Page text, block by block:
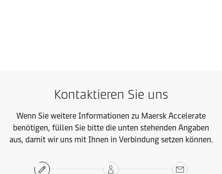
Kontaktieren Sie uns
Wenn Sie weitere Informationen zu Maersk Accelerate
benötigen, füllen Sie bitte die unten stehenden Angaben
aus, damit wir uns mit Ihnen in Verbindung setzen können.